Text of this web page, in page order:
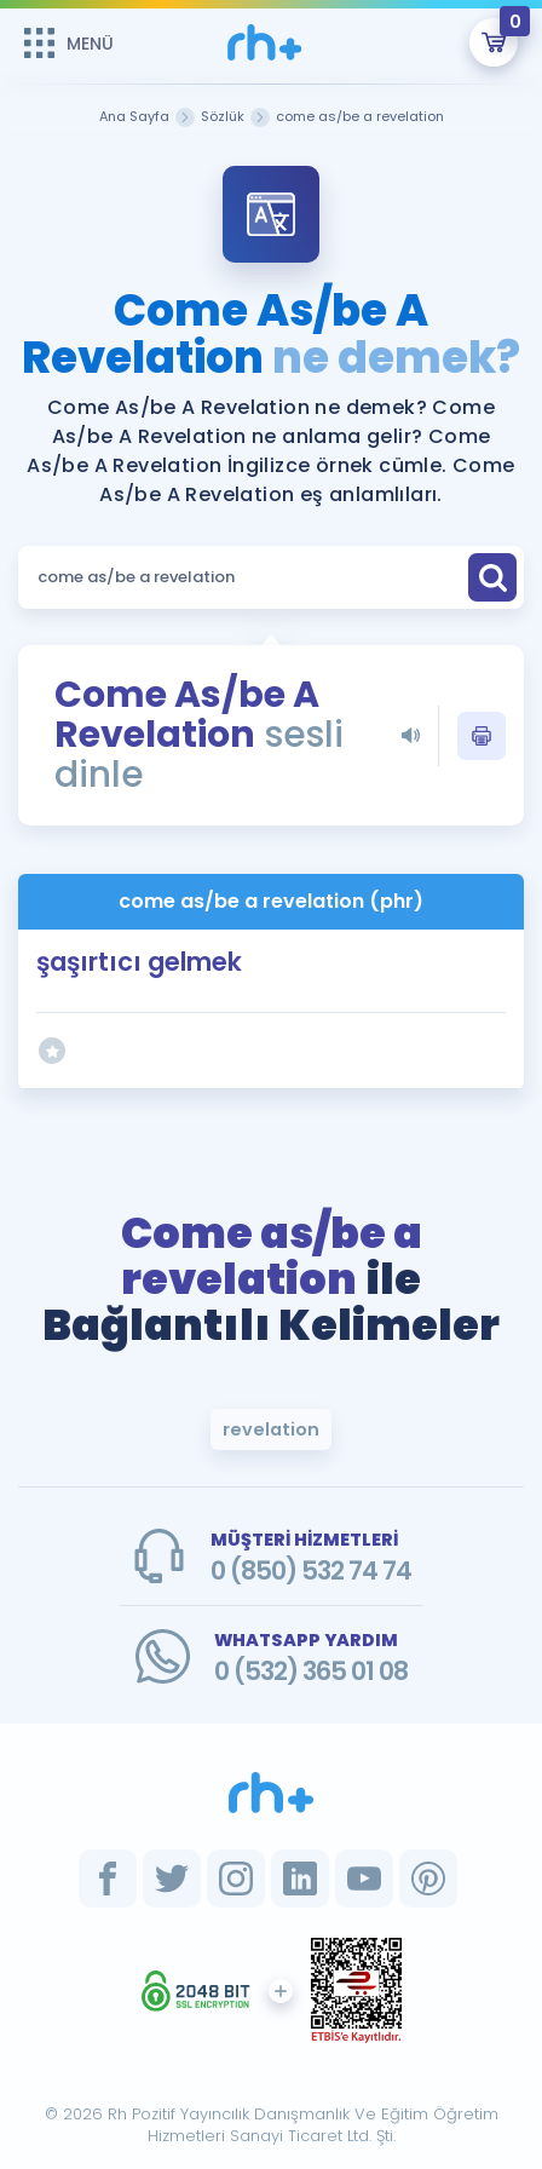
MENÜ
0
Şifremi Hatırlamıyorum
Sepetin Şu An Boş.
Remzi Hoca ile seni sınava hazırlayacak onlarca eğitim seni
bekliyor!
MENÜ
Katılımcı Görüşleri
Faydalı Araçlar
Ücretsiz Kaynaklar
Sözlük
Puan Hesaplama
ÖSYM Sınav Takvimi
Kampanyalar
Blog
Blog
İngilizce Gramer
Hakkımızda
Kariyer
Ana Sayfa Sözlük come as/be a revelation
Come As/be A
Revelation ne demek?
Come As/be A Revelation ne demek? Come
As/be A Revelation ne anlama gelir? Come
As/be A Revelation İngilizce örnek cümle. Come
As/be A Revelation eş anlamlıları.
Come As/be A
Revelation sesli
dinle
come as/be a revelation (phr)
şaşırtıcı gelmek
Come as/be a
revelation ile
Bağlantılı Kelimeler
revelation
MÜŞTERİ HİZMETLERİ
0 (850) 532 74 74
WHATSAPP YARDIM
0 (532) 365 01 08
© 2026 Rh Pozitif Yayıncılık Danışmanlık Ve Eğitim Öğretim
Hizmetleri Sanayi Ticaret Ltd. Şti.